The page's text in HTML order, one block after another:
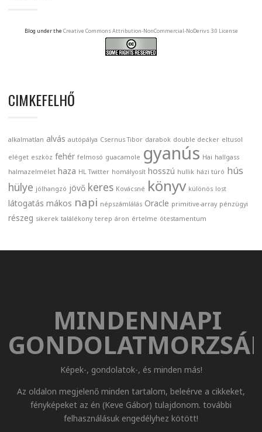
Blog under the Creative Commons Attribution-NonCommercial-NoDerivs 3.0 License
CIMKEFELHŐ
alkalmatlan alvás autópálya Csernus Tibor darabok double decker eltusol
eléget eszköz fehér felmosó guacamole gyanús Hai hallgass
halmazelmélet haza HL Twitter homályosít hosszú hullik házi túró hús
hülye jólhangzó jövő keres Kovácsné könyv különös lost
látogatás mákos napi népszámlálás Oracle primitive-array pénzügyi
részeg sikerek találékony terep áron értelme ótestamentum
MINDENNAPI
Képek-, gondolatok-, és minden más!
Az oldalon megjelenő minden tartalom, beleérve a cikkeket,
fényképeket az én (Keve Gábor) tulajdonom. további
felhasználásuk engedélyhez kötött!